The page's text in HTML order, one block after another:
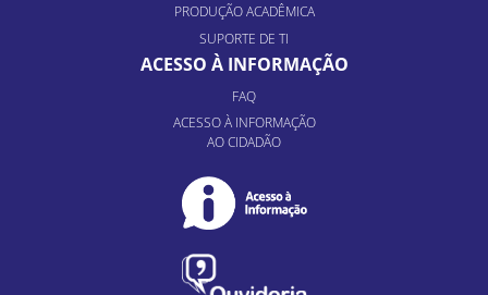
PRODUÇÃO ACADÊMICA
SUPORTE DE TI
ACESSO À INFORMAÇÃO
FAQ
ACESSO À INFORMAÇÃO
AO CIDADÃO